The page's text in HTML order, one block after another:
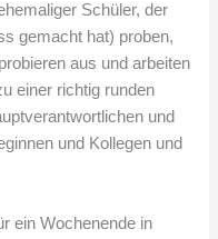
Schüler, der
gemacht hat) proben,
aus und arbeiten
einer richtig runden
und
und Kollegen und
ein Wochenende in